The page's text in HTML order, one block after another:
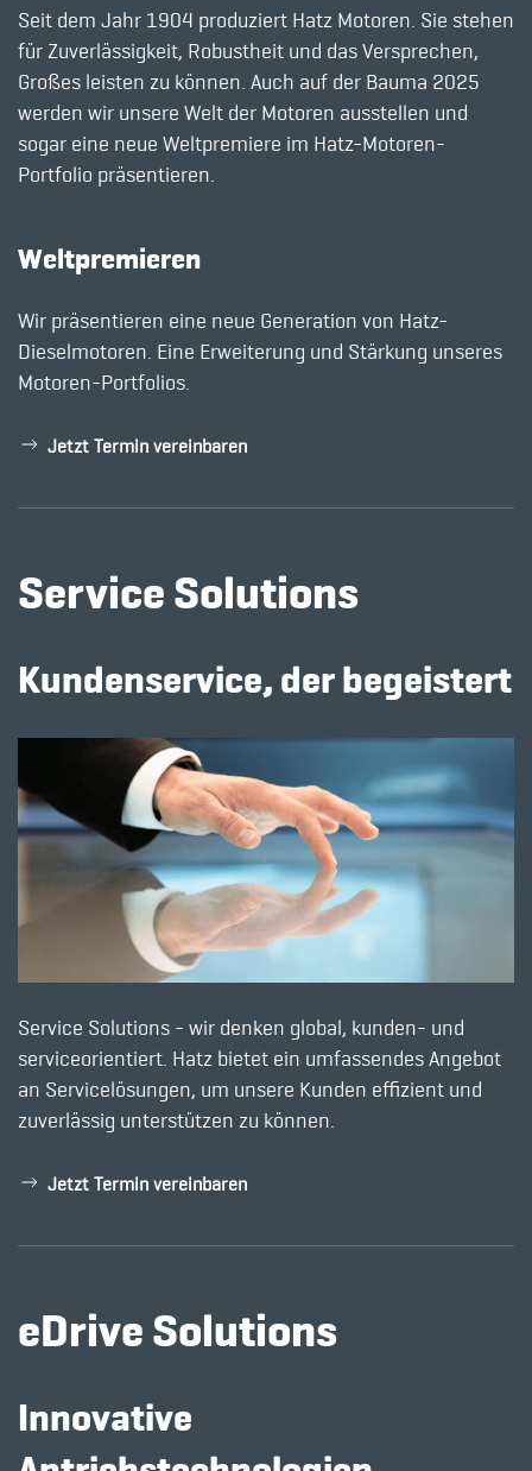
Seit dem Jahr 1904 produziert Hatz Motoren. Sie stehen
für Zuverlässigkeit, Robustheit und das Versprechen,
Großes leisten zu können. Auch auf der Bauma 2025
werden wir unsere Welt der Motoren ausstellen und
sogar eine neue Weltpremiere im Hatz-Motoren-
Portfolio präsentieren.
Weltpremieren
Wir präsentieren eine neue Generation von Hatz-
Dieselmotoren. Eine Erweiterung und Stärkung unseres
Motoren-Portfolios.
Jetzt Termin vereinbaren
Service Solutions
Kundenservice, der begeistert
Service Solutions - wir denken global, kunden- und
serviceorientiert. Hatz bietet ein umfassendes Angebot
an Servicelösungen, um unsere Kunden effizient und
zuverlässig unterstützen zu können.
Jetzt Termin vereinbaren
eDrive Solutions
Innovative